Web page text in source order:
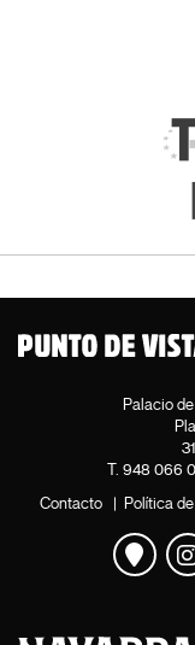
Palacio
T. 948 066
Contacto | Política
Ver